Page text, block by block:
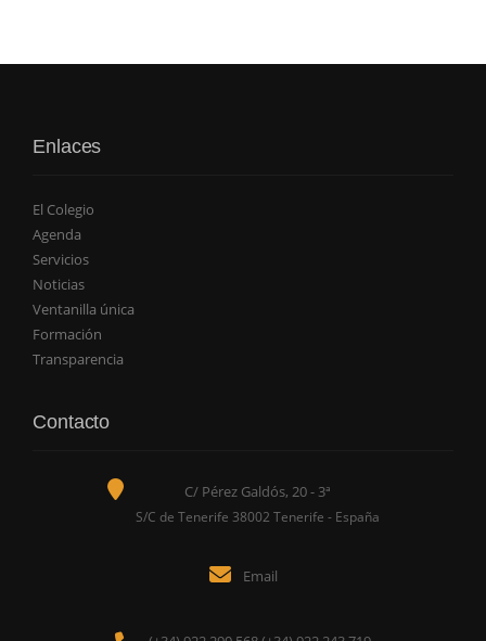
Enlaces
El Colegio
Agenda
Servicios
Noticias
Ventanilla única
Formación
Transparencia
Contacto
C/ Pérez Galdós, 20 - 3ª
S/C de Tenerife 38002 Tenerife - España
Email